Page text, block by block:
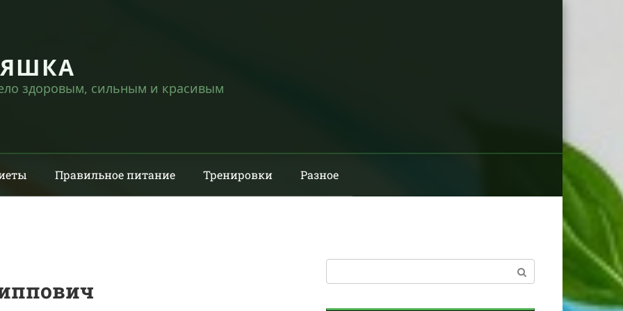
здоровым, сильным и красивым
Правильное питание Тренировки Разное